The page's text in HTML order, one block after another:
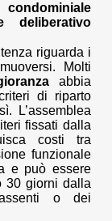
riguarda i
Molti
abbia
di riparto
L’assemblea
fissati dalla
costi tra
funzionale
e può essere
30 giorni dalla
o dei